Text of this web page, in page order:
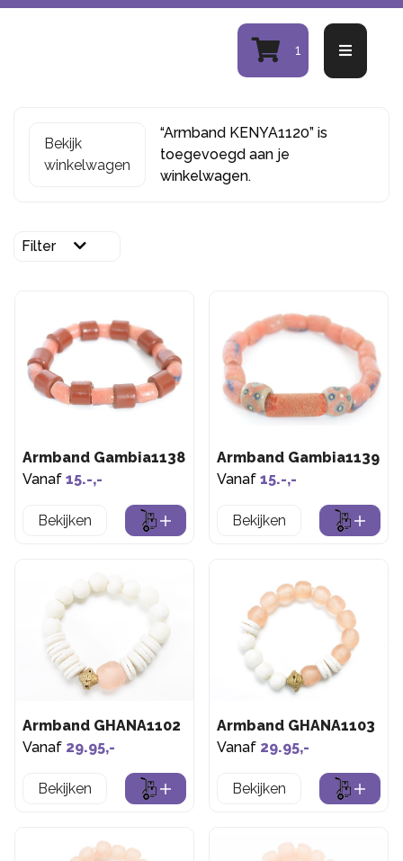
1
Bekijk
winkelwagen
“Armband KENYA1120” is
toegevoegd aan je
winkelwagen.
Filter
Armband Gambia1138
Vanaf 15.-,-
Bekijken
Armband Gambia1139
Vanaf 15.-,-
Bekijken
Armband GHANA1102
Vanaf 29.95,-
Bekijken
Armband GHANA1103
Vanaf 29.95,-
Bekijken